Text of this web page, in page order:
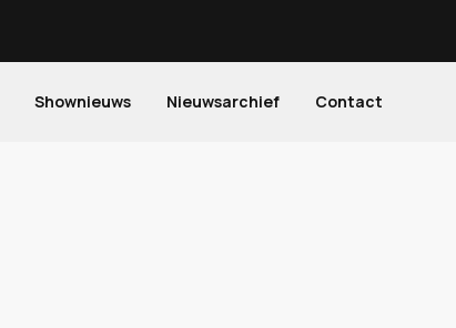
Shownieuws Nieuwsarchief Contact